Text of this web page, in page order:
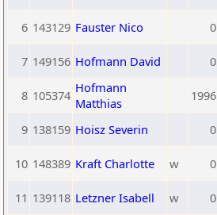
6 143129 Fauster Nico 0
7 149156 Hofmann David 0
8 105374 Hofmann
Matthias
1996
9 138159 Hoisz Severin 0
10 148389 Kraft Charlotte w 0
11 139118 Letzner Isabell w 0